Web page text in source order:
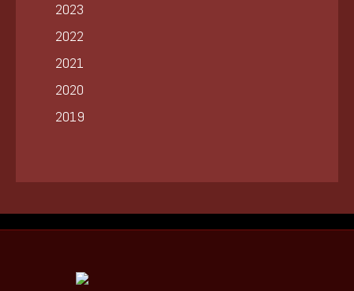
2023
2022
2021
2020
2019